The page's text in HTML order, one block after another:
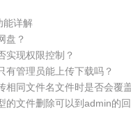
能详解
盘？
实现权限控制？
有管理员能上传下载吗？
相同文件名文件时是否会覆
的文件删除可以到admin的